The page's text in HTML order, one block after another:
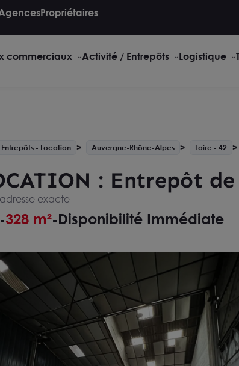
Propriétaires
commerciaux Activité / Entrepôts Logistique
- Location Auvergne-Rhône-Alpes Loire - 42
: Entrepôt
exacte
-328 m²-Disponibilité Immédiate